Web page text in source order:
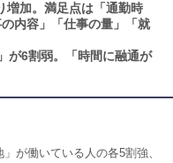
増加。満足点は「通勤時
内容」「仕事の量」「就
が6割弱。「時間に融通が
が働いている人の各5割強、